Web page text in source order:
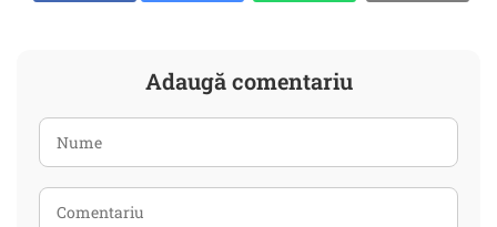
Adaugă comentariu